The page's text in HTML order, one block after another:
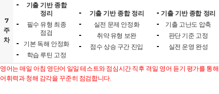
7
주
차
기출 기반 종합
정리
필수 유형 최종
점검
기본 독해 안정화
학습 루틴 고정
기출 기반 종합 정리
실전 문제 안정화
취약 유형 보완
점수 상승 구간 진입
기출 기반 종합 정리
기출 고난도 압축
판단 기준 고정
실전 운영 완성
영어는 매일 아침 영단어 일일 테스트와 점심시간 직후 격일 영어 듣기 평가를 통해
어휘력과 청해 감각을 꾸준히 점검합니다.